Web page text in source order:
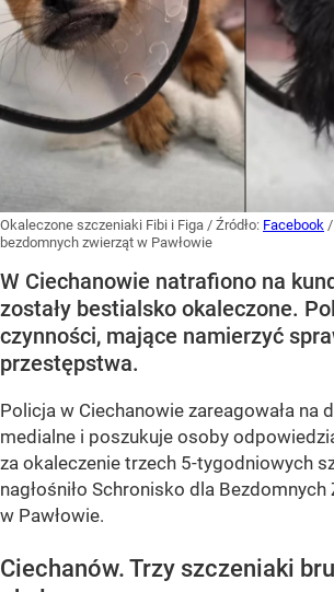
Okaleczone szczeniaki Fibi i Figa / Źródło: Facebook /
bezdomnych zwierząt w Pawłowie
W Ciechanowie natrafiono na
zostały bestialsko okaleczone.
czynności, mające namierzyć
przestępstwa.
Policja w Ciechanowie zareagowała na
medialne i poszukuje osoby
za okaleczenie trzech 5-tygodniowych
nagłośniło Schronisko dla Bezdomnych
w Pawłowie.
Ciechanów. Trzy szczeniaki